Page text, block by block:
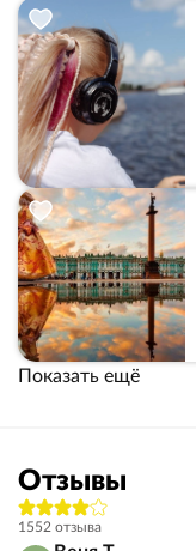
Показать ещё
Отзывы
1552 отзыва